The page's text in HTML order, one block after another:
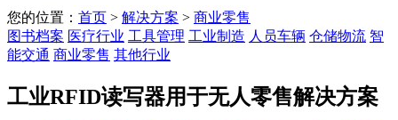
您的位置： 首页 > 解决方案 > 商业零售
图书档案 医疗行业 工具管理 工业制造 人员车辆 仓储物流 智
能交通 商业零售 其他行业
工业RFID读写器用于无人零售解决方案